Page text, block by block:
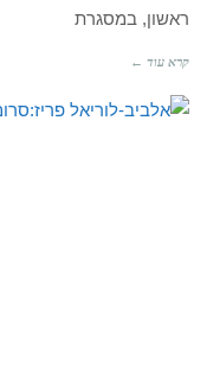
ראשון, במסגרת
קרא עוד ←